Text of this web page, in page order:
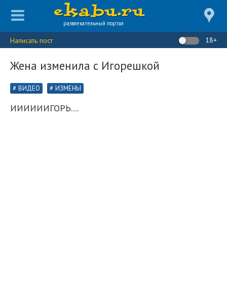
развлекательный портал
Написать пост 18+
Жена изменила с Игорешкой
ВИДЕО ИЗМЕНЫ
ИИИИИИГОРЬ....